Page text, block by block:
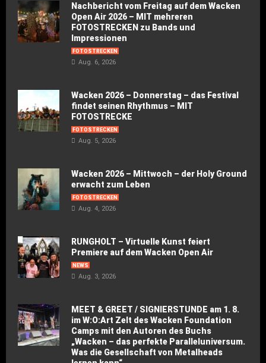
Nachbericht vom Freitag auf dem Wacken
Open Air 2026 – MIT mehreren
FOTOSTRECKEN zu Bands und
Impressionen
FOTOSTRECKEN
Aug. 6, 2026
Wacken 2026 – Donnerstag – das Festival
findet seinen Rhythmus – MIT
FOTOSTRECKE
FOTOSTRECKEN
Aug. 5, 2026
Wacken 2026 – Mittwoch – der Holy Ground
erwacht zum Leben
FOTOSTRECKEN
Aug. 4, 2026
RUNGHOLT – Virtuelle Kunst feiert
Premiere auf dem Wacken Open Air
NEWS
Aug. 3, 2026
MEET & GREET / SIGNIERSTUNDE am 1. 8.
im W:O:Art Zelt des Wacken Foundation
Camps mit den Autoren des Buchs
„Wacken – das perfekte Paralleluniversum.
Was die Gesellschaft von Metalheads